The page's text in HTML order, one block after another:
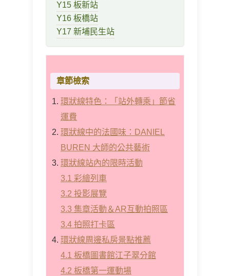
Y15 板新站
Y16 板橋站
Y17 新埔民生站
章節檢索
環狀線特色：「站外轉乘」節省
運費
環狀線中的法國味：DANIEL
BUREN 大師的公共藝術
環狀線站內的限時活動
3.1 彩繪列車
3.2 投影展覽
3.3 集章活動＆AR互動拍照區
3.4 拍照打卡區
環狀線周邊私房景點推薦
4.1 板橋圖書館江子翠分館
4.2 板橋第一運動場